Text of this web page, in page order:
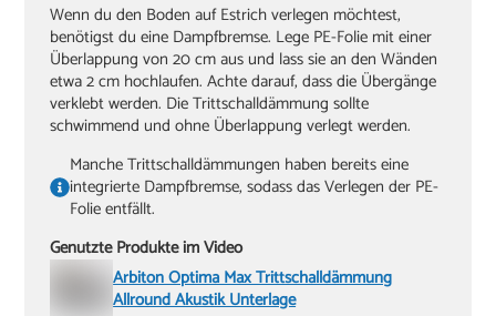
Wenn du den Boden auf Estrich verlegen möchtest,
benötigst du eine Dampfbremse. Lege PE-Folie mit einer
Überlappung von 20 cm aus und lass sie an den Wänden
etwa 2 cm hochlaufen. Achte darauf, dass die Übergänge
verklebt werden. Die Trittschalldämmung sollte
schwimmend und ohne Überlappung verlegt werden.
Manche Trittschalldämmungen haben bereits eine
integrierte Dampfbremse, sodass das Verlegen der PE-
Folie entfällt.
Genutzte Produkte im Video
Arbiton Optima Max Trittschalldämmung
Allround Akustik Unterlage